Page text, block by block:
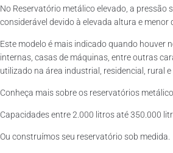
No Reservatório metálico elevado, a pressão
considerável devido à elevada altura e menor
Este modelo é mais indicado quando houver
internas, casas de máquinas, entre outras
utilizado na área industrial, residencial, rural e
Conheça mais sobre os reservatórios
Capacidades entre 2.000 litros até 350.000
Ou construímos seu reservatório sob medida.